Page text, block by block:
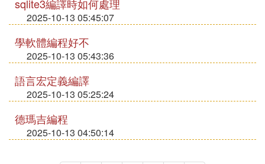
sqlite3編譯時如何處理
2025-10-13 05:45:07
學軟體編程好不
2025-10-13 05:43:36
語言宏定義編譯
2025-10-13 05:25:24
德瑪吉編程
2025-10-13 04:50:14